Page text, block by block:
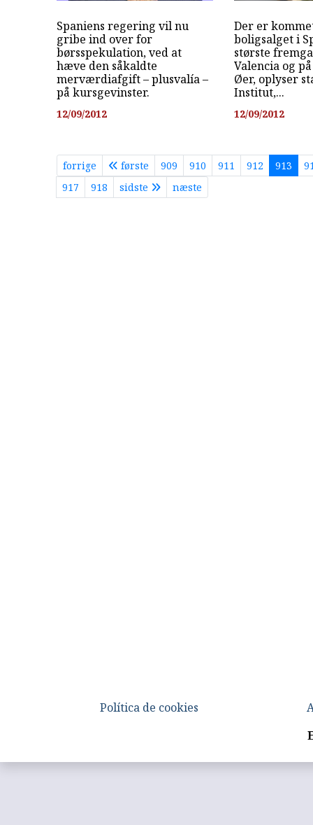
Spaniens regering vil nu
gribe ind over for
børsspekulation, ved at
hæve den såkaldte
merværdiafgift – plusvalía –
på kursgevinster.
12/09/2012
Der er
boligsalget i
største
Valencia og
Øer, oplyser
Institut,...
12/09/2012
forrige første 909 910 911 912 913
917
918 sidste næste
Política de cookies